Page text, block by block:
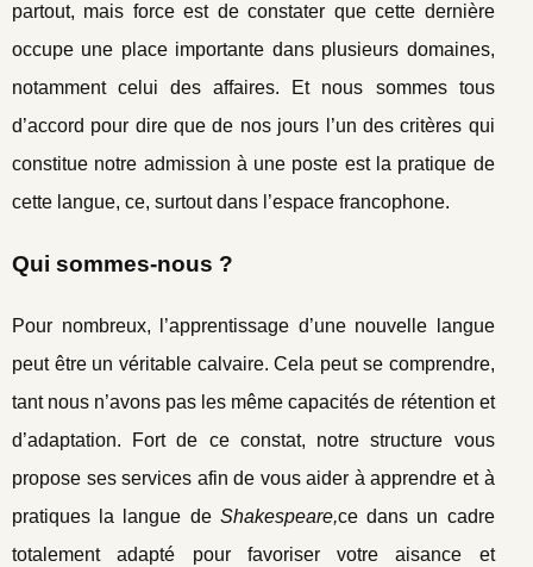
partout, mais force est de constater que cette dernière
occupe une place importante dans plusieurs domaines,
notamment celui des affaires. Et nous sommes tous
d’accord pour dire que de nos jours l’un des critères qui
constitue notre admission à une poste est la pratique de
cette langue, ce, surtout dans l’espace francophone.
Qui sommes-nous ?
Pour nombreux, l’apprentissage d’une nouvelle langue
peut être un véritable calvaire. Cela peut se comprendre,
tant nous n’avons pas les même capacités de rétention et
d’adaptation. Fort de ce constat, notre structure vous
propose ses services afin de vous aider à apprendre et à
pratiques la langue de Shakespeare,ce dans un cadre
totalement adapté pour favoriser votre aisance et